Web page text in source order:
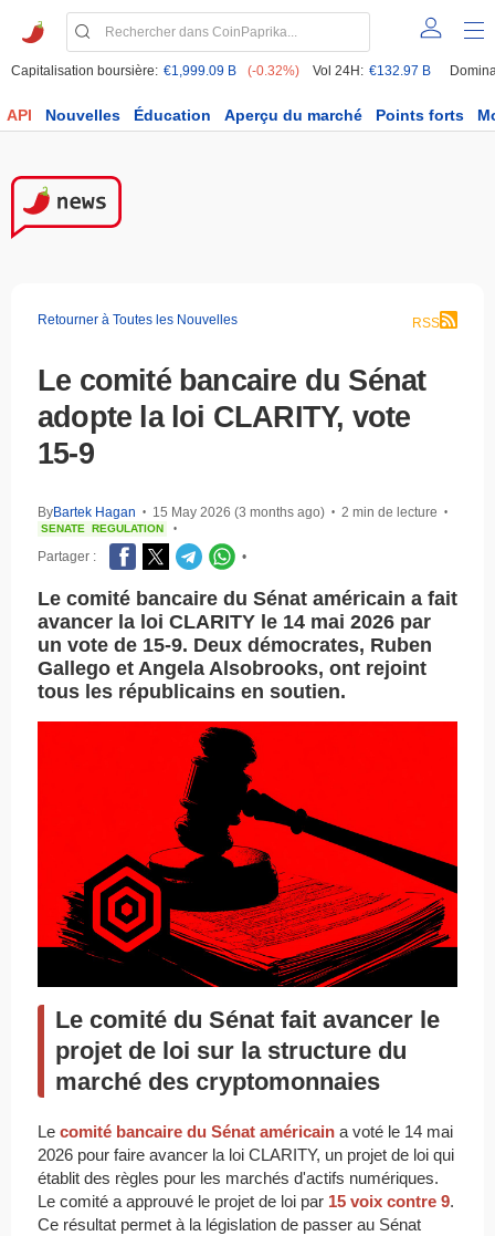
Capitalisation boursière: €1,999.09 B (-0.32%) Vol 24H: €132.97 B
API Nouvelles Éducation Aperçu du marché Points forts
Retourner à Toutes les Nouvelles RSS
Le comité bancaire du Sénat
adopte la loi CLARITY, vote
15-9
ByBartek Hagan • 15 May 2026 (3 months ago) • 2 min de lecture •
SENATE REGULATION •
Partager : •
Le comité bancaire du Sénat américain a fait
avancer la loi CLARITY le 14 mai 2026 par
un vote de 15-9. Deux démocrates, Ruben
Gallego et Angela Alsobrooks, ont rejoint
tous les républicains en soutien.
Le comité du Sénat fait avancer le
projet de loi sur la structure du
marché des cryptomonnaies
Le comité bancaire du Sénat américain a voté le 14 mai
2026 pour faire avancer la loi CLARITY, un projet de loi qui
établit des règles pour les marchés d'actifs numériques.
Le comité a approuvé le projet de loi par 15 voix contre 9.
Ce résultat permet à la législation de passer au Sénat